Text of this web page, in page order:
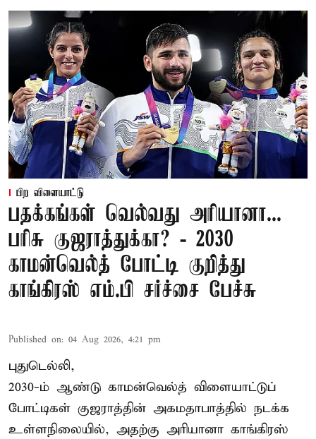
பிற விளையாட்டு
பதக்கங்கள் வெல்வது அரியானா...
பரிசு குஜராத்துக்கா? - 2030
காமன்வெல்த் போட்டி குறித்து
காங்கிரஸ் எம்.பி சர்ச்சை பேச்சு
Published on: 04 Aug 2026, 4:21 pm
புதுடெல்லி,
2030-ம் ஆண்டு காமன்வெல்த் விளையாட்டுப்
போட்டிகள் குஜராத்தின் அகமதாபாத்தில் நடக்க
உள்ளநிலையில், அதற்கு அரியானா காங்கிரஸ்